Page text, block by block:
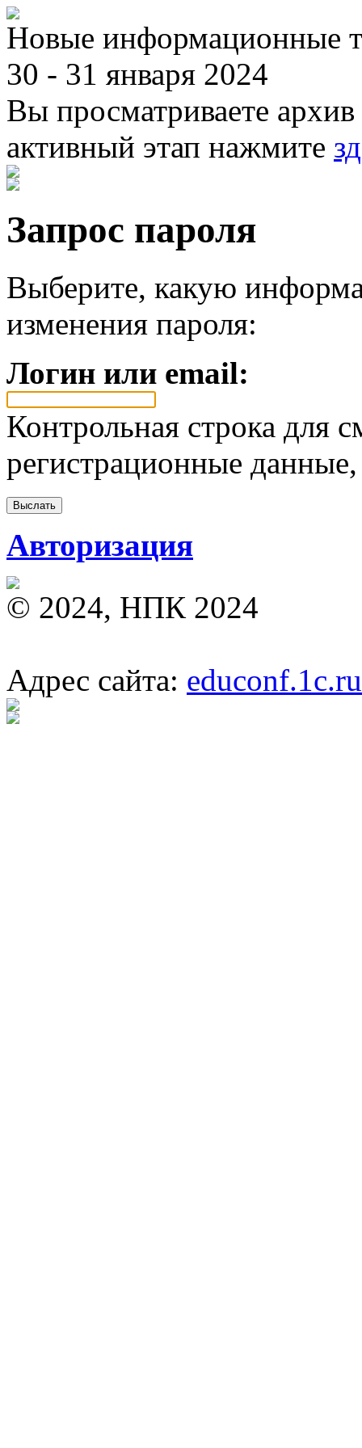
Новые информационные
30 - 31 января 2024
Вы просматриваете
активный этап нажмите
Запрос пароля
Выберите, какую
изменения пароля:
Логин или email:
Контрольная строка для
регистрационные
Авторизация
© 2024, НПК 2024
Адрес сайта: educonf.1c.ru